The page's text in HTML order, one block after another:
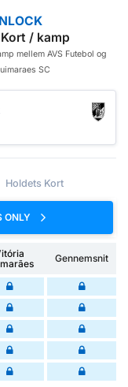
/ kamp
mellem AVS Futebol og
SC
Holdets Kort
ONLY
Gennemsnit